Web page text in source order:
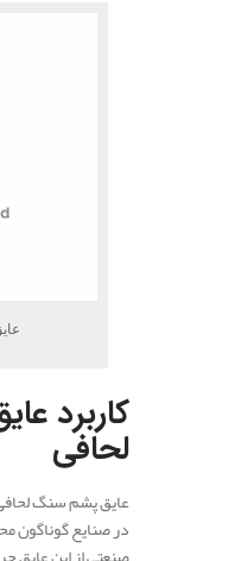
کاربرد
لحافی
عایق پشم سنگ
در صنایع